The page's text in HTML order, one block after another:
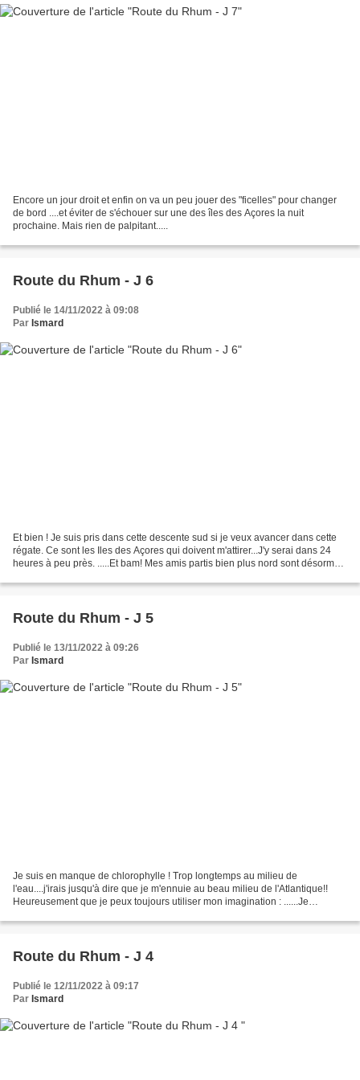
Encore un jour droit et enfin on va un peu jouer des "ficelles" pour changer
de bord ....et éviter de s'échouer sur une des îles des Açores la nuit
prochaine. Mais rien de palpitant.....
Route du Rhum - J 6
Publié le 14/11/2022 à 09:08
Par Ismard
Et bien ! Je suis pris dans cette descente sud si je veux avancer dans cette
régate. Ce sont les Iles des Açores qui doivent m'attirer...J'y serai dans 24
heures à peu près. .....Et bam! Mes amis partis bien plus nord sont désormais
Route du Rhum - J 5
Publié le 13/11/2022 à 09:26
Par Ismard
Je suis en manque de chlorophylle ! Trop longtemps au milieu de
l'eau....j'irais jusqu'à dire que je m'ennuie au beau milieu de l'Atlantique!!
Heureusement que je peux toujours utiliser mon imagination : ......Je
Route du Rhum - J 4
Publié le 12/11/2022 à 09:17
Par Ismard